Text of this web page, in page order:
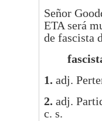
Señor
ETA será
de fascista
1. adj.
2. adj.
c. s.